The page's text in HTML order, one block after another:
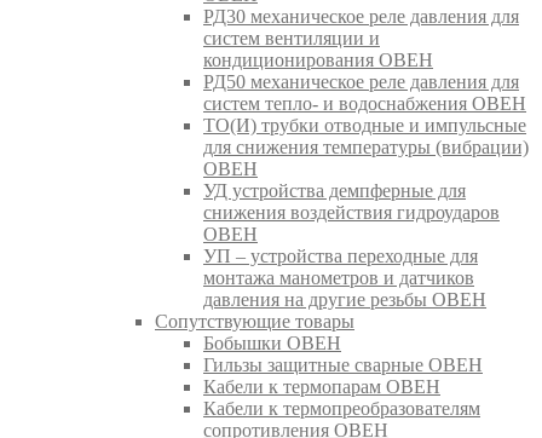
РД30 механическое реле давления для
систем вентиляции и
кондиционирования ОВЕН
РД50 механическое реле давления для
систем тепло- и водоснабжения ОВЕН
ТО(И) трубки отводные и импульсные
для снижения температуры (вибрации)
ОВЕН
УД устройства демпферные для
снижения воздействия гидроударов
ОВЕН
УП – устройства переходные для
монтажа манометров и датчиков
давления на другие резьбы ОВЕН
Сопутствующие товары
Бобышки ОВЕН
Гильзы защитные сварные ОВЕН
Кабели к термопарам ОВЕН
Кабели к термопреобразователям
сопротивления ОВЕН